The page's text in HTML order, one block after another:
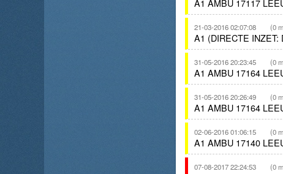
A1 AMBU 17117
21-03-2016 02:07:08 (0
A1 (DIRECTE
31-05-2016 20:23:45 (0
A1 AMBU 17164
31-05-2016 20:26:49 (0
A1 AMBU 17164
02-06-2016 01:06:15 (0
A1 AMBU 17140
07-08-2017 22:24:53 (0